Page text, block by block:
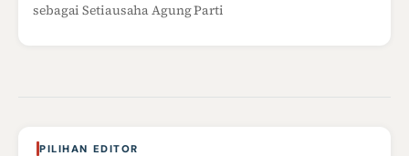
sebagai Setiausaha Agung Parti
PILIHAN EDITOR